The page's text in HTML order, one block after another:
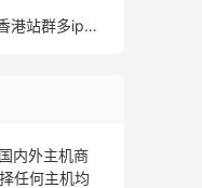
香港站群多ip服务器租用
内外主机商
任何主机均